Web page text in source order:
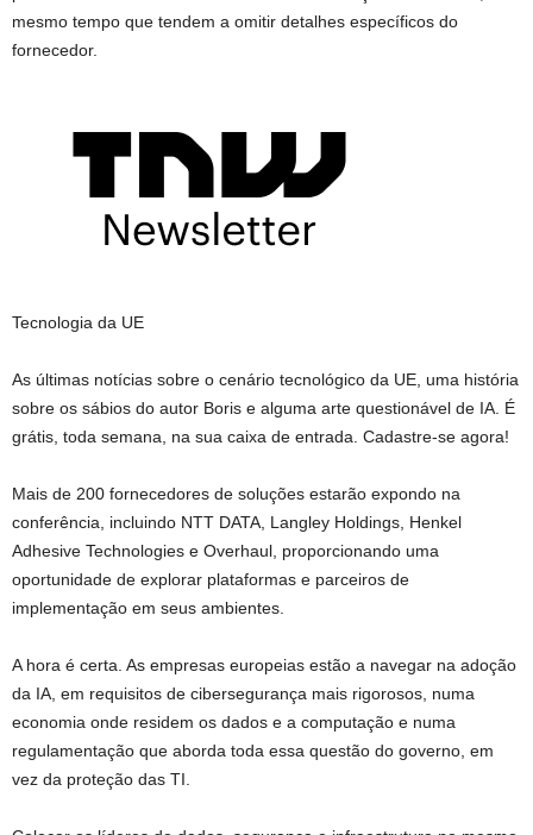
mesmo tempo que tendem a omitir detalhes específicos do
fornecedor.
Tecnologia da UE
As últimas notícias sobre o cenário tecnológico da UE, uma história
sobre os sábios do autor Boris e alguma arte questionável de IA. É
grátis, toda semana, na sua caixa de entrada. Cadastre-se agora!
Mais de 200 fornecedores de soluções estarão expondo na
conferência, incluindo NTT DATA, Langley Holdings, Henkel
Adhesive Technologies e Overhaul, proporcionando uma
oportunidade de explorar plataformas e parceiros de
implementação em seus ambientes.
A hora é certa. As empresas europeias estão a navegar na adoção
da IA, em requisitos de cibersegurança mais rigorosos, numa
economia onde residem os dados e a computação e numa
regulamentação que aborda toda essa questão do governo, em
vez da proteção das TI.